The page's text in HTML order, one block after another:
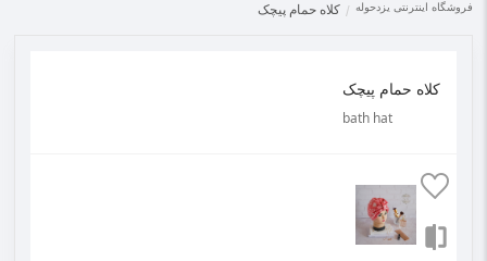
فروشگاه اینترنتی یزدحوله کلاه حمام پیچک
کلاه حمام پیچک
bath hat